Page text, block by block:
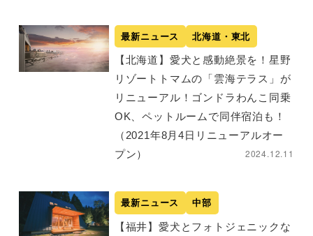
最新ニュース 北海道・東北
【北海道】愛犬と感動絶景を！星野
リゾートトマムの「雲海テラス」が
リニューアル！ゴンドラわんこ同乗
OK、ペットルームで同伴宿泊も！
（2021年8月4日リニューアルオー
プン）
2024.12.11
最新ニュース 中部
【福井】愛犬とフォトジェニックな